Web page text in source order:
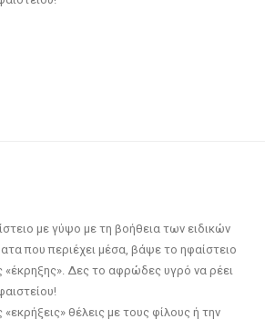
με γύψο με τη βοήθεια των ειδικών
που περιέχει μέσα, βάψε το ηφαίστειο
«έκρηξης». Δες το αφρώδες υγρό να ρέει
θέλεις με τους φίλους ή την